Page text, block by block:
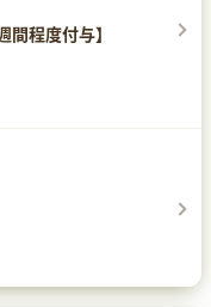
間程度付与】